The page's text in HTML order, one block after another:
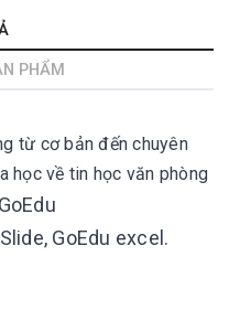
PHẨM
từ cơ bản đến chuyên
học về tin học văn phòng
GoEdu
GoEdu excel.